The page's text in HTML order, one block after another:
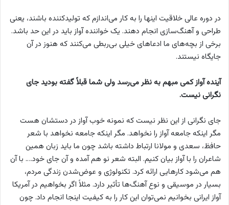
در دوره عالی خلاقیت اینها را به کار می‌اندازم که تولیدکننده باشند، یعنی
طراحی و آهنگ‌سازی انجام دهند. یک خواننده آواز باید در این حد باشد.
برخی از بچه‌های ما ادعاهای خیلی بی‌ربطی می‌کنند که هنوز در آن
جایگاه نیستند.
آینده آواز کمی مبهم به نظر می‌رسد ولی شما قبلاً گفته بودید جای
نگرانی نیست.
جای نگرانی از این نظر نیست که نمونه خوب آواز در دستشان هست
مگر اینکه جامعه آواز را نخواهد. مگر اینکه جامعه نخواهد با شعر
حافظ، سعدی و مولانا ارتباط داشته باشد چون ما باید زبان همین
شاعران را با آواز بیان کنیم. البته شعر نو هم آمده و آن جای خود…. با آن
هم می‌شود کارهایی ارائه کرد. تکنولوژی و عوض‌شدن زندگی مردم،
بسیار در موسیقی و نوع آهنگ‌ها تأثیر دارد. مثلاً اگر بخواهیم در آمریکا
آواز ایرانی بخوانیم نمی‌توان این کار را به کیفیت اینجا انجام داد. چون